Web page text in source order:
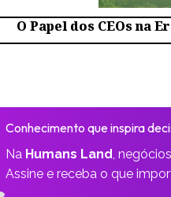
O Papel dos CEOs na
Conhecimento que inspira
Na Humans Land,
Assine e receba o que